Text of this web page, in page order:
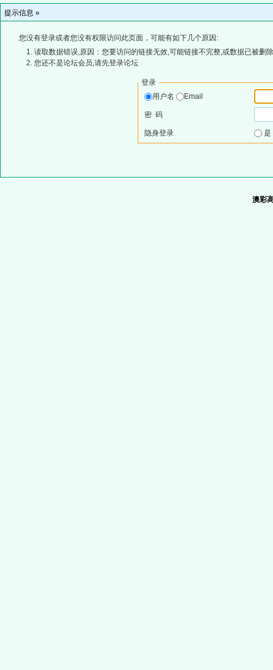
提示信息 »
您没有登录或者您没有权限访问此页面，可能有如下几个原因:
读取数据错误,原因：您要访问的链接无效,可能链接不完整,或数据已被删
您还不是论坛会员,请先登录论坛
登录
用户名
Email
密 码
隐身登录
澳彩